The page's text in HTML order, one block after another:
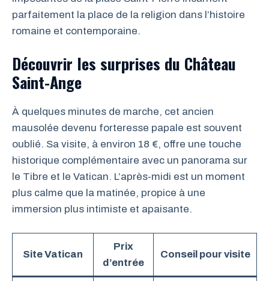
parfaitement la place de la religion dans l’histoire
romaine et contemporaine.
Découvrir les surprises du Château
Saint-Ange
À quelques minutes de marche, cet ancien
mausolée devenu forteresse papale est souvent
oublié. Sa visite, à environ 18 €, offre une touche
historique complémentaire avec un panorama sur
le Tibre et le Vatican. L’après-midi est un moment
plus calme que la matinée, propice à une
immersion plus intimiste et apaisante.
Site Vatican
Prix
d’entrée
Conseil pour visite